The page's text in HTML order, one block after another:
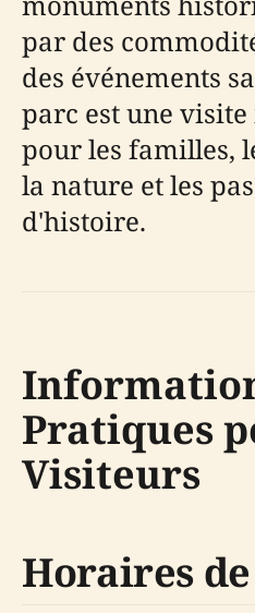
par des
des événements
parc est une
pour les familles,
la nature et les
d'histoire.
Pratiques
Visiteurs
Horaires